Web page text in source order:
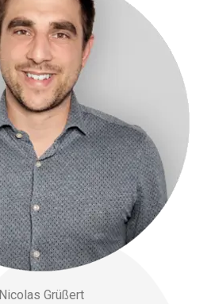
Nicolas Grüßert